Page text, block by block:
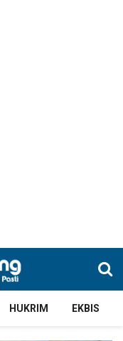
HUKRIM EKBIS